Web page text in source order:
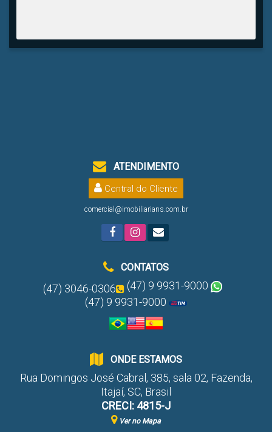
ATENDIMENTO
Central do Cliente
comercial@imobiliarians.com.br
CONTATOS
(47) 3046-0306
(47) 9 9931-9000
(47) 9 9931-9000
ONDE ESTAMOS
Rua Domingos José Cabral, 385, sala 02, Fazenda,
Itajaí, SC, Brasil
CRECI: 4815-J
Ver no Mapa